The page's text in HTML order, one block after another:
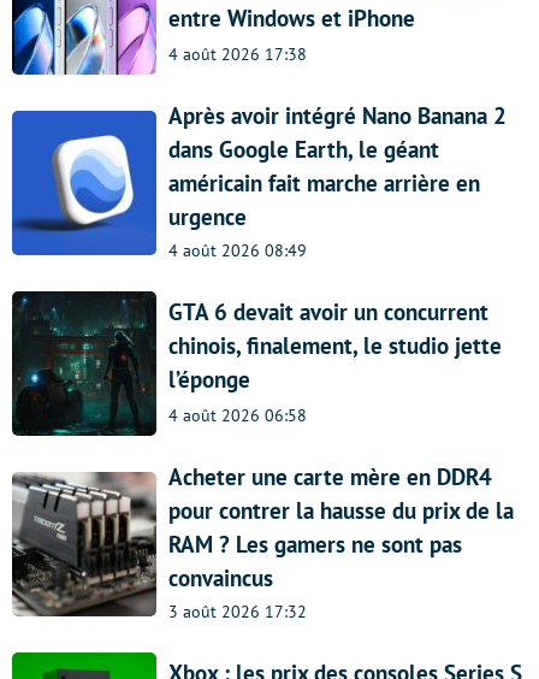
entre Windows et iPhone
4 août 2026 17:38
Après avoir intégré Nano Banana 2
dans Google Earth, le géant
américain fait marche arrière en
urgence
4 août 2026 08:49
GTA 6 devait avoir un concurrent
chinois, finalement, le studio jette
l’éponge
4 août 2026 06:58
Acheter une carte mère en DDR4
pour contrer la hausse du prix de la
RAM ? Les gamers ne sont pas
convaincus
3 août 2026 17:32
Xbox : les prix des consoles Series S